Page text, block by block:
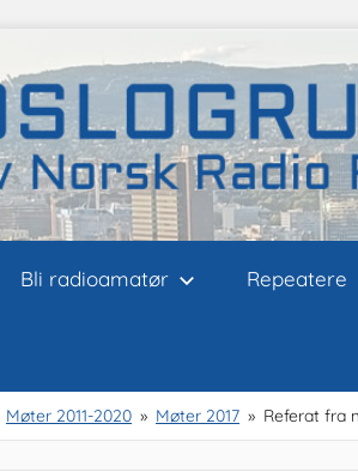
Bli radioamatør Repeatere
Møter 2011-2020 Møter 2017 Referat fra